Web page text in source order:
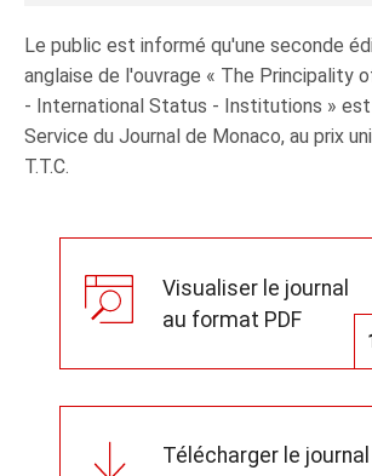
Le public est informé qu'une seconde
anglaise de l'ouvrage « The Principality
- International Status - Institutions » est
Service du Journal de Monaco, au prix
T.T.C.
Visualiser le journal
au format PDF
Télécharger le journal